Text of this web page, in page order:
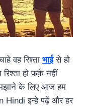
वह रिश्ता भाईसे हो
हो फ़र्क़ नहीं
के लिए आज हम
इन्हे पढ़ें और हर